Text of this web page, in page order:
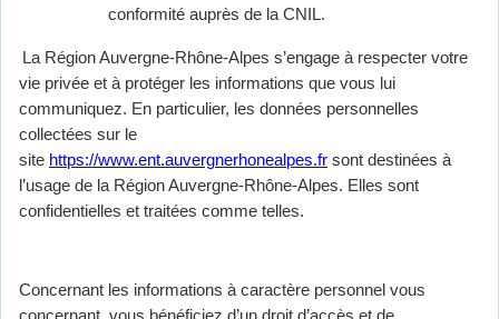
conformité auprès de la CNIL.
La Région Auvergne-Rhône-Alpes s’engage à respecter votre
vie privée et à protéger les informations que vous lui
communiquez. En particulier, les données personnelles
collectées sur le
site https://www.ent.auvergnerhonealpes.fr sont destinées à
l’usage de la Région Auvergne-Rhône-Alpes. Elles sont
confidentielles et traitées comme telles.
Concernant les informations à caractère personnel vous